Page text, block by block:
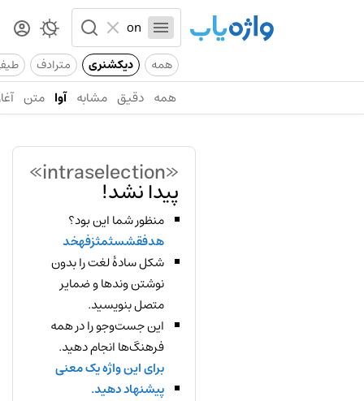
همه دیکشنری مترادف
همه دقیق مشابه آوا متن
«intraselection»
پیدا نشد!
منظور شما این بود؟
هدفقشسثمثزفهخد
شکل سادهٔ لغت را بدون
نوشتن وندها و ضمایر
متصل بنویسید.
این جست‌وجو را در همه
فرهنگ‌ها انجام دهید.
برای این واژه یک معنی
پیشنهاد دهید.